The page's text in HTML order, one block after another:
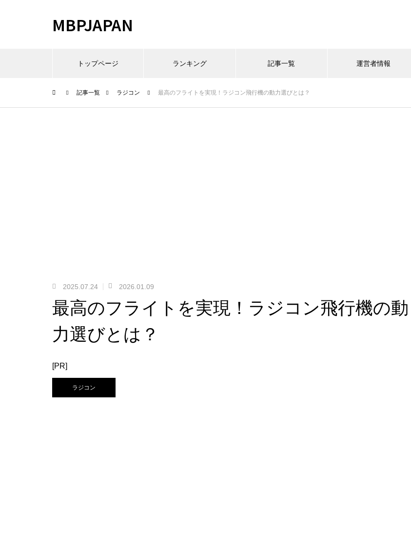
MBPJAPAN
トップページ ランキング 記事一覧 運営者情報
記事一覧 ラジコン 最高のフライトを実現！ラジコン飛行機の動力選びとは？
2025.07.24 2026.01.09
最高のフライトを実現！ラジコン飛行機の動
力選びとは？
[PR]
ラジコン